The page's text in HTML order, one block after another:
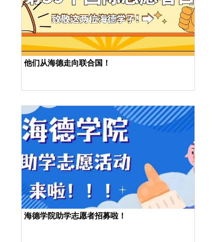
他们从海德走向联合国！
海德学院助学志愿者招募啦！